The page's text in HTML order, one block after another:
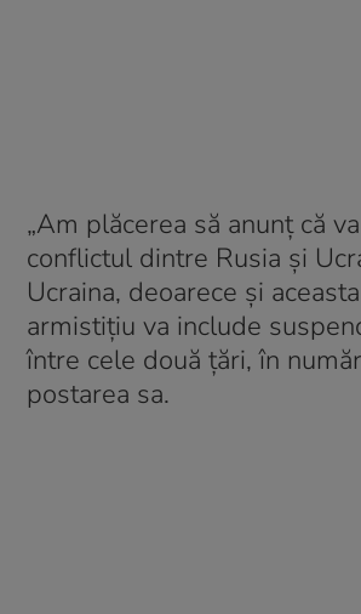
„Am plăcerea să anunț că
conflictul dintre Rusia și
Ucraina, deoarece și
armistițiu va include
între cele două țări, în
postarea sa.